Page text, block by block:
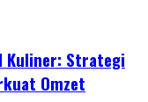
Kuliner: Strategi
Omzet